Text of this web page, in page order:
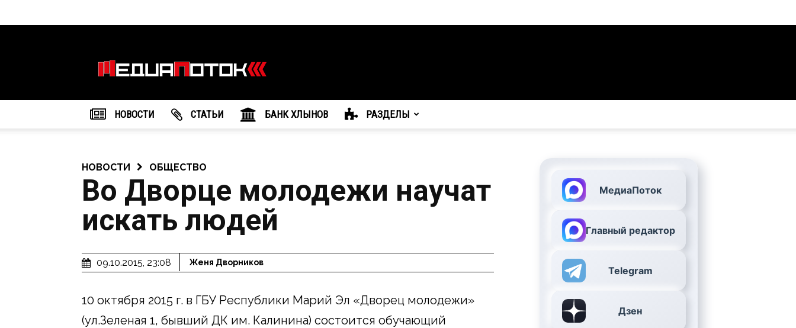
агентство
"МедиаПоток"
НОВОСТИ CТАТЬИ БАНК ХЛЫНОВ РАЗДЕЛЫ
НОВОСТИ ОБЩЕСТВО
Во Дворце молодежи научат
искать людей
09.10.2015, 23:08 Женя Дворников
10 октября 2015 г. в ГБУ Республики Марий Эл «Дворец молодежи»
(ул.Зеленая 1, бывший ДК им. Калинина) состоится обучающий
МедиаПоток
Главный редактор
Telegram
Дзен